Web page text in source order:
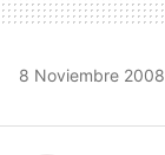
8 Noviembre 2008